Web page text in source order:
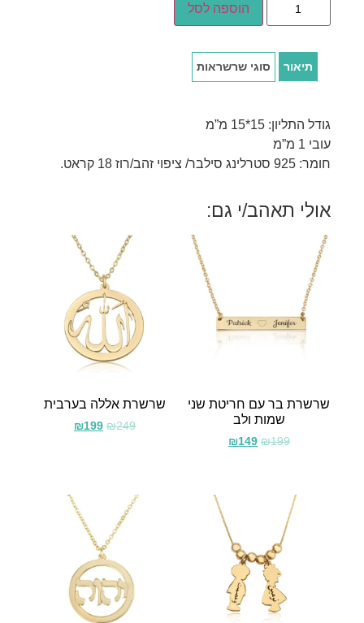
הוספה לסל
תיאור סוגי שרשראות
גודל התליון: 15*15 מ”מ
עובי 1 מ”מ
חומר: 925 סטרלינג סילבר/ ציפוי זהב/רוז 18 קראט.
אולי תאהב/י גם:
שרשרת בר עם חריטת שני
שמות ולב
₪199
₪149
שרשרת אללה בערבית
₪249
₪199